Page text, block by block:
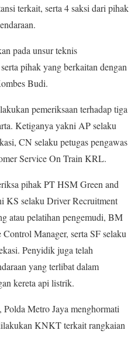
terkait, serta 4 saksi dari pihak
pada unsur teknis
pihak yang berkaitan dengan
Budi.
pemeriksaan terhadap tiga
Ketiganya yakni AP selaku
CN selaku petugas pengawas
Service On Train KRL.
pihak PT HSM Green and
KS selaku Driver Recruitment
atau pelatihan pengemudi, BM
Manager, serta SF selaku
Penyidik juga telah
yang terlibat dalam
kereta api listrik.
Metro Jaya menghormati
KNKT terkait rangkaian